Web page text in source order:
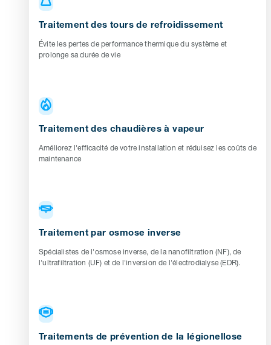
Traitement des tours de refroidissement
Évite les pertes de performance thermique du système et
prolonge sa durée de vie
Traitement des chaudières à vapeur
Améliorez l'efficacité de votre installation et réduisez les coûts de
maintenance
Traitement par osmose inverse
Spécialistes de l'osmose inverse, de la nanofiltration (NF), de
l'ultrafiltration (UF) et de l'inversion de l'électrodialyse (EDR).
Traitements de prévention de la légionellose